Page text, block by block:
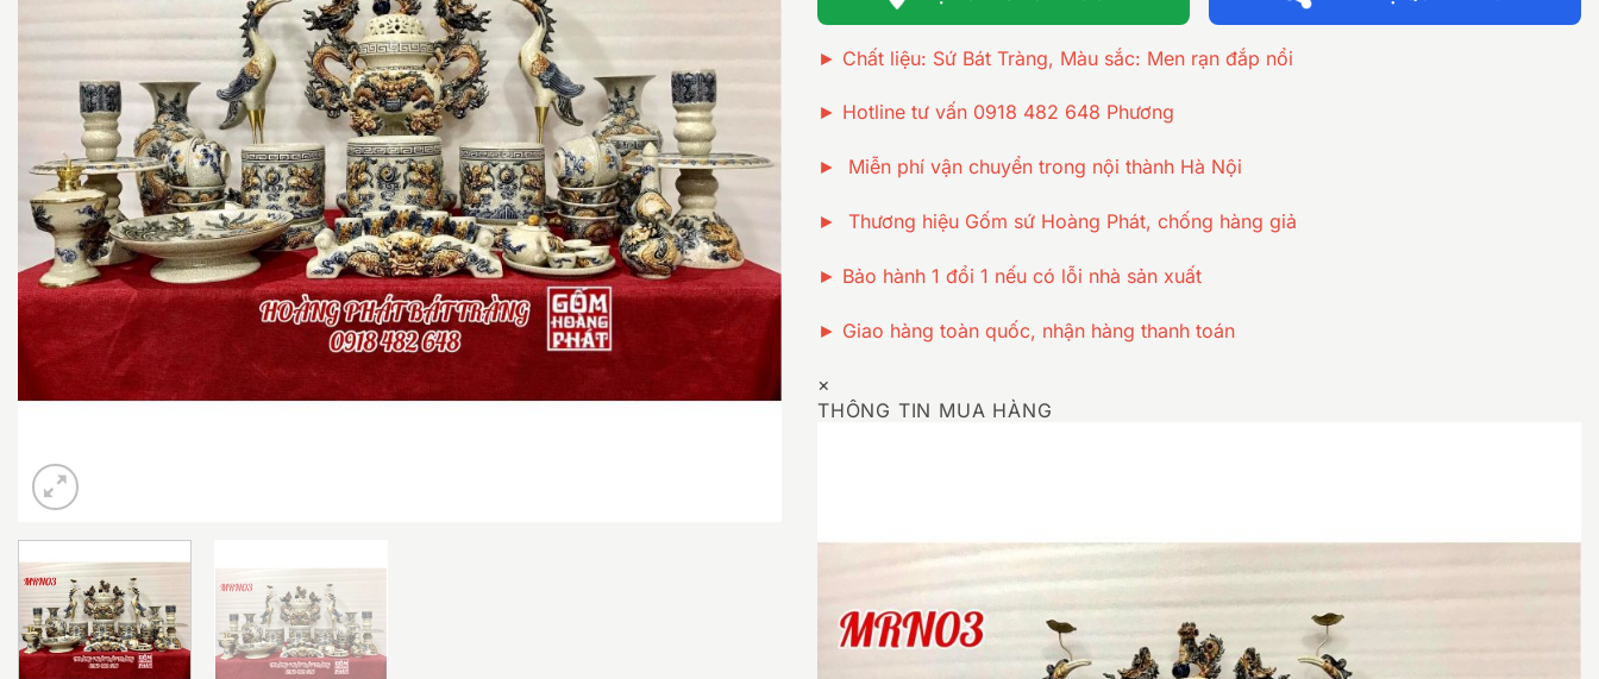
► Chất liệu: Sứ Bát Tràng, Màu sắc: Men rạn đắp nổi
► Hotline tư vấn 0918 482 648 Phương
► Miễn phí vận chuyển trong nội thành Hà Nội
► Thương hiệu Gốm sứ Hoàng Phát, chống hàng giả
► Bảo hành 1 đổi 1 nếu có lỗi nhà sản xuất
► Giao hàng toàn quốc, nhận hàng thanh toán
×
THÔNG TIN MUA HÀNG